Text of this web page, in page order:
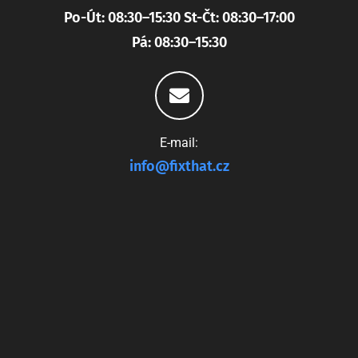
Po-Út: 08:30–15:30 St-Čt: 08:30–17:00
Pá: 08:30–15:30
E-mail:
info@fixthat.cz